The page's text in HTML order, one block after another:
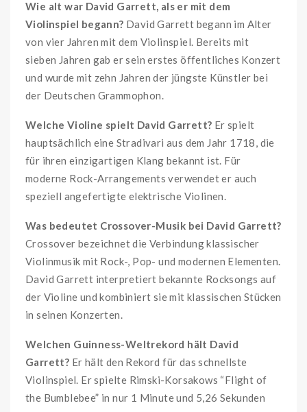
Wie alt war David Garrett, als er mit dem
Violinspiel begann? David Garrett begann im Alter
von vier Jahren mit dem Violinspiel. Bereits mit
sieben Jahren gab er sein erstes öffentliches Konzert
und wurde mit zehn Jahren der jüngste Künstler bei
der Deutschen Grammophon.
Welche Violine spielt David Garrett? Er spielt
hauptsächlich eine Stradivari aus dem Jahr 1718, die
für ihren einzigartigen Klang bekannt ist. Für
moderne Rock-Arrangements verwendet er auch
speziell angefertigte elektrische Violinen.
Was bedeutet Crossover-Musik bei David Garrett?
Crossover bezeichnet die Verbindung klassischer
Violinmusik mit Rock-, Pop- und modernen Elementen.
David Garrett interpretiert bekannte Rocksongs auf
der Violine und kombiniert sie mit klassischen Stücken
in seinen Konzerten.
Welchen Guinness-Weltrekord hält David
Garrett? Er hält den Rekord für das schnellste
Violinspiel. Er spielte Rimski-Korsakows “Flight of
the Bumblebee” in nur 1 Minute und 5,26 Sekunden